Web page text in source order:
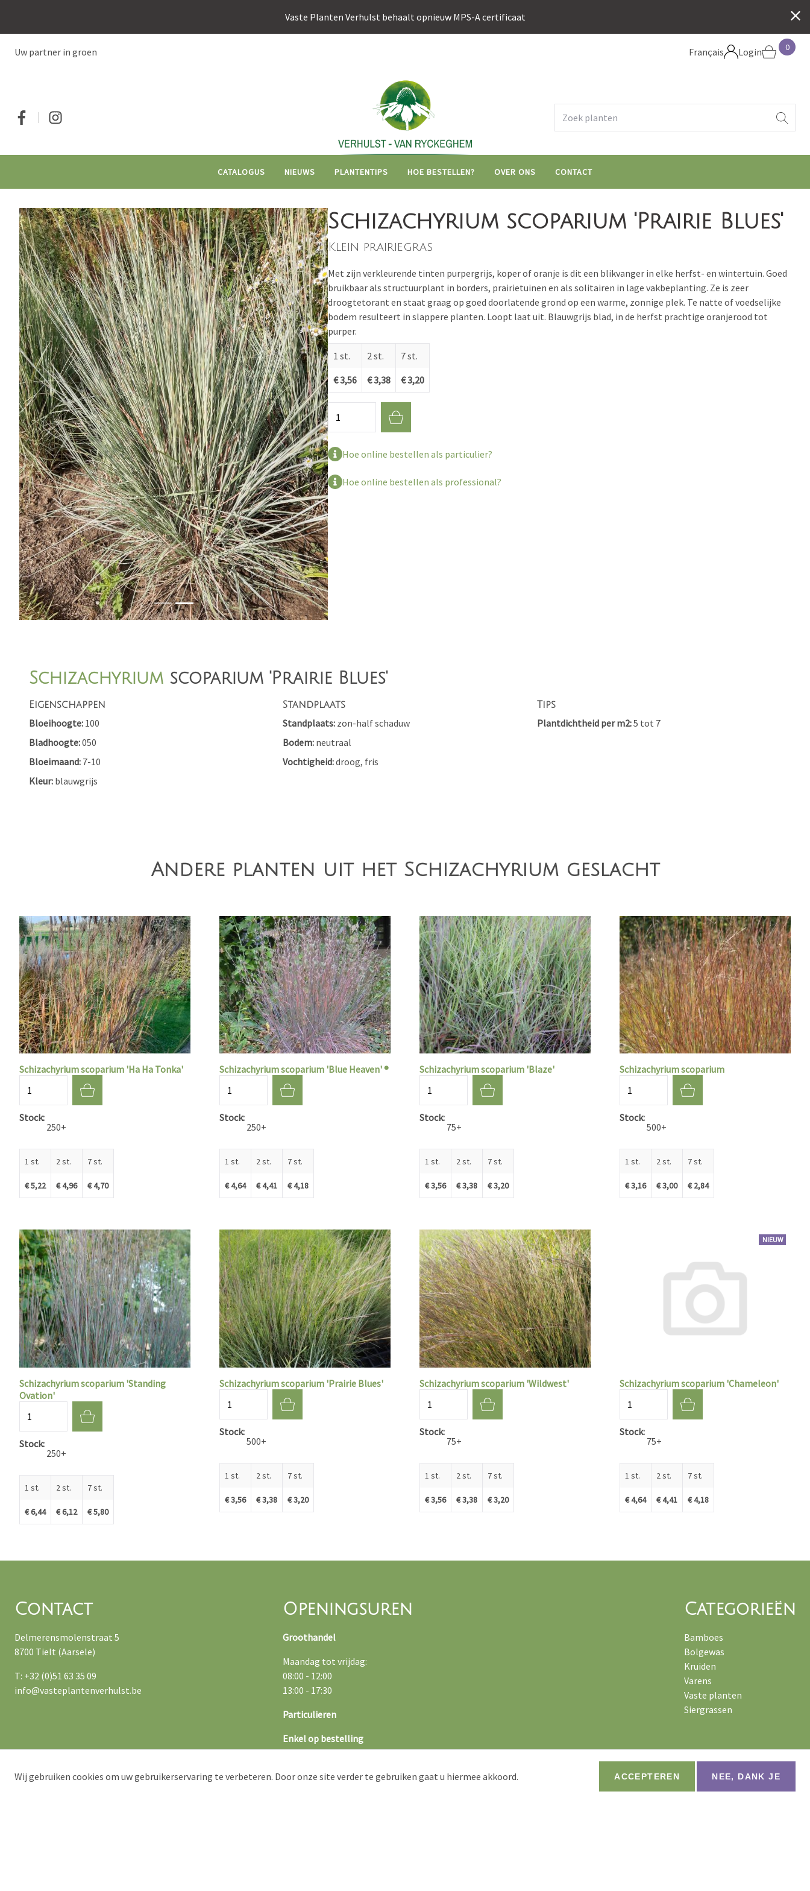
naar
Vaste Planten Verhulst behaalt opnieuw MPS-A certificaat
Uw partner in groen Français Login 0
Social
Hoofdnavigatie
CATALOGUS NIEUWS PLANTENTIPS HOE BESTELLEN? OVER ONS CONTACT
Schizachyrium scoparium 'Prairie Blues'
Klein prairiegras
Met zijn verkleurende tinten purpergrijs, koper of oranje is dit een blikvanger in elke herfst- en wintertuin. Goed
bruikbaar als structuurplant in borders, prairietuinen en als solitairen in lage vakbeplanting. Ze is zeer
droogtetorant en staat graag op goed doorlatende grond op een warme, zonnige plek. Te natte of voedselijke
bodem resulteert in slappere planten. Loopt laat uit. Blauwgrijs blad, in de herfst prachtige oranjerood tot
purper.
1 st.
€ 3,56
2 st.
€ 3,38
7 st.
€ 3,20
Hoe online bestellen als particulier?
Hoe online bestellen als professional?
Schizachyrium scoparium 'Prairie Blues'
Eigenschappen
Bloeihoogte 100
Bladhoogte 050
Bloeimaand 7-10
Kleur blauwgrijs
Standplaats
Standplaats zon-half schaduw
Bodem neutraal
Vochtigheid droog, fris
Tips
Plantdichtheid per m2 5 tot 7
Andere planten uit het Schizachyrium geslacht
Schizachyrium scoparium 'Ha Ha Tonka'
Stock
250+
1 st.
€ 5,22
2 st.
€ 4,96
7 st.
€ 4,70
Schizachyrium scoparium 'Blue Heaven' ®
Stock
250+
1 st.
€ 4,64
2 st.
€ 4,41
7 st.
€ 4,18
Schizachyrium scoparium 'Blaze'
Stock
75+
1 st.
€ 3,56
2 st.
€ 3,38
7 st.
€ 3,20
Schizachyrium scoparium
Stock
500+
1 st.
€ 3,16
2 st.
€ 3,00
7 st.
€ 2,84
Schizachyrium scoparium 'Standing
Ovation'
Stock
250+
1 st.
€ 6,44
2 st.
€ 6,12
7 st.
€ 5,80
Schizachyrium scoparium 'Prairie Blues'
Stock
500+
1 st.
€ 3,56
2 st.
€ 3,38
7 st.
€ 3,20
Schizachyrium scoparium 'Wildwest'
Stock
75+
1 st.
€ 3,56
2 st.
€ 3,38
7 st.
€ 3,20
NIEUW
Schizachyrium scoparium 'Chameleon'
Stock
75+
1 st.
€ 4,64
2 st.
€ 4,41
7 st.
€ 4,18
Contact
Delmerensmolenstraat 5
8700 Tielt (Aarsele)
T: +32 (0)51 63 35 09
info@vasteplantenverhulst.be
Openingsuren
Groothandel
Maandag tot vrijdag:
08:00 - 12:00
13:00 - 17:30
Particulieren
Enkel op bestelling
18 uur
Categorieën
Bamboes
Bolgewas
Kruiden
Varens
Vaste planten
Siergrassen
Wij gebruiken cookies om uw gebruikerservaring te verbeteren. Door onze site verder te gebruiken gaat u hiermee akkoord. ACCEPTEREN NEE, DANK JE